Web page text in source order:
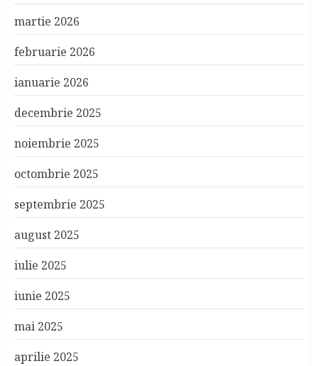
martie 2026
februarie 2026
ianuarie 2026
decembrie 2025
noiembrie 2025
octombrie 2025
septembrie 2025
august 2025
iulie 2025
iunie 2025
mai 2025
aprilie 2025